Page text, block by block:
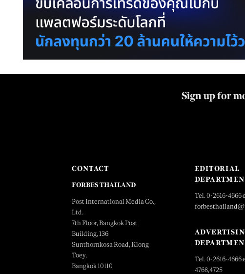
Sign up for
CONTACT
FORBES THAILAND
Post International Media Co.,
Ltd.
7th Floor, Bangkok Post
Building, 136
Sunthornkosa Road, Klong
Toey,
Bangkok 10110
EDITORIAL
Tel. 0-2616-4666
Tel. 0-2616-4666
4768,4725